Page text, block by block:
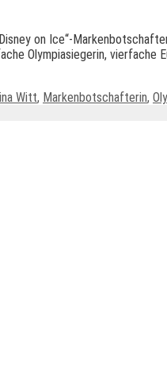
on Ice“-
Olympiasiegerin, vierfache
Witt, Markenbotschafterin,